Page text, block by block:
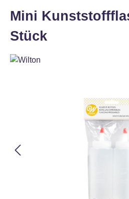
Mini
Stück